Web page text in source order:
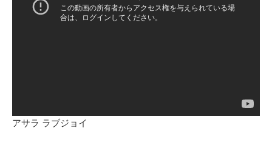
アサラ ラブジョイ